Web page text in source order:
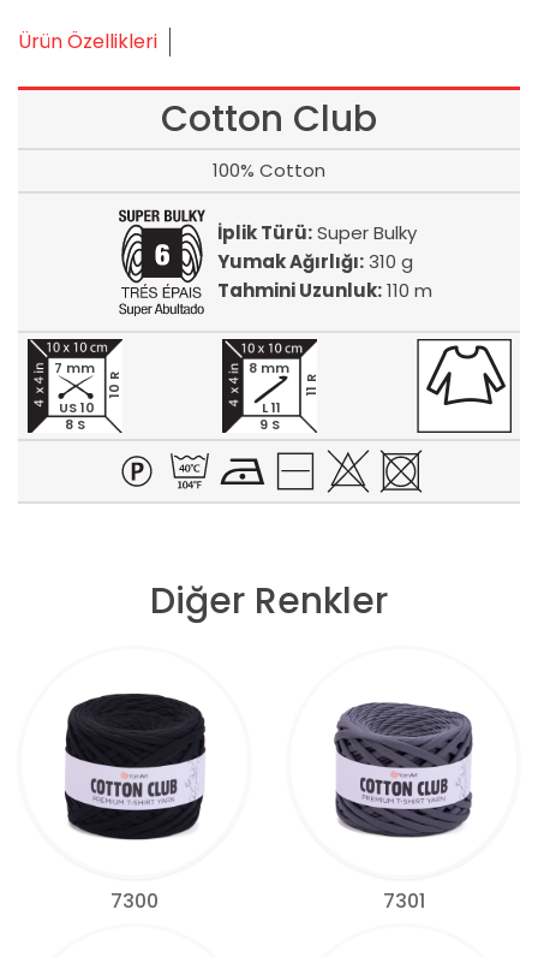
Ürün Özellikleri
Cotton Club
100% Cotton
İplik Türü:Super Bulky
Yumak Ağırlığı:310 g
Tahmini Uzunluk:110 m
8 S
10 R
7 mm
US 10
9 S
11 R
8 mm
L 11
Diğer Renkler
7300 7301